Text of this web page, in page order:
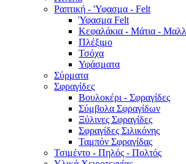
Ραπτική - 'Υφασμα - Felt
Ύφασμα Felt
Κεφαλάκια - Μάτια -
Πλέξιμο
Τσόχα
Υφάσματα
Σύρματα
Σφραγίδες
Βουλοκέρι - Σφραγίδες
Σύμβολα Σφραγίδων
Ξύλινες Σφραγίδες
Σφραγίδες Σιλικόνης
Ταμπόν Σφραγίδας
Τσιμέντο - Πηλός - Πολτός